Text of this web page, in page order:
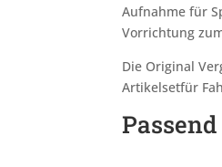
Aufnahme für
Vorrichtung
Die Original
Artikelsetfür